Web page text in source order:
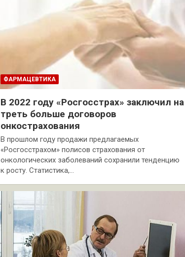
ФАРМАЦЕВТИКА
В 2022 году «Росгосстрах» заключил на
треть больше договоров
онкострахования
В прошлом году продажи предлагаемых
«Росгосстрахом» полисов страхования от
онкологических заболеваний сохранили тенденцию
к росту. Статистика,…